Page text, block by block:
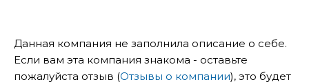
Данная компания не заполнила описание о себе.
Если вам эта компания знакома - оставьте
пожалуйста отзыв (Отзывы о компании), это будет